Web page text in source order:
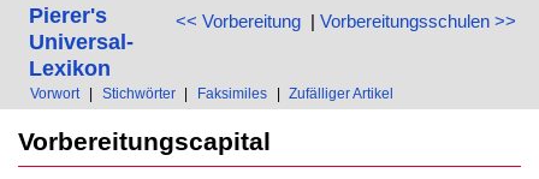
<< Vorbereitung| Vorbereitungsschulen >>
Pierer's
Universal-
Lexikon
Vorwort Stichwörter Faksimiles Zufälliger Artikel
Vorbereitungscapital